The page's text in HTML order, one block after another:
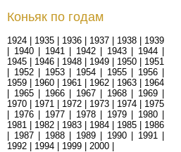
Коньяк по годам
1924 1935 1936 1937 1938
1939
1940| 1941| 1942| 1943| 1944|
1945
1946 1948 1949 1950
1951
1952| 1953| 1954| 1955| 1956|
1959
1960 1961 1962 1963
1964
1965| 1966| 1967| 1968| 1969|
1970
1971 1972 1973 1974
1975
1976| 1977| 1978| 1979| 1980|
1981
1982 1983 1984 1985
1986
1987| 1988| 1989| 1990| 1991|
1992
1994 1999 2000